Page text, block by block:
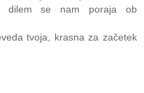
dilem se nam poraja ob
tvoja, krasna za začetek